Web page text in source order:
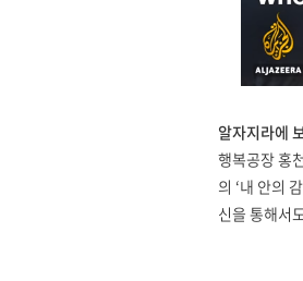
알자지라에
행복공장 홍
의 ‘내 안의
신을 통해서